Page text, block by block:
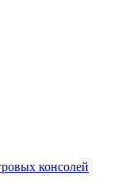
консолей